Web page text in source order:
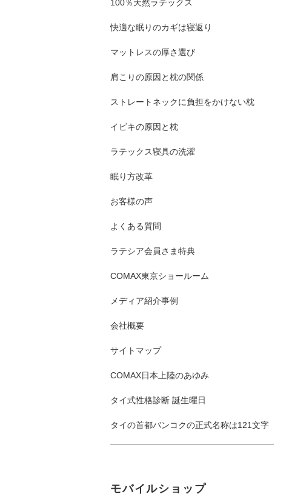
100％天然ラテックス
快適な眠りのカギは寝返り
マットレスの厚さ選び
肩こりの原因と枕の関係
ストレートネックに負担をかけない枕
イビキの原因と枕
ラテックス寝具の洗濯
眠り方改革
お客様の声
よくある質問
ラテシア会員さま特典
COMAX東京ショールーム
メディア紹介事例
会社概要
サイトマップ
COMAX日本上陸のあゆみ
タイ式性格診断 誕生曜日
タイの首都バンコクの正式名称は121文字
モバイルショップ